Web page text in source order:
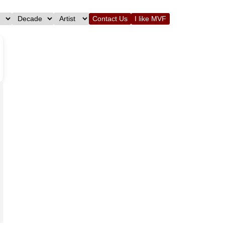
Contact Us I like MVF